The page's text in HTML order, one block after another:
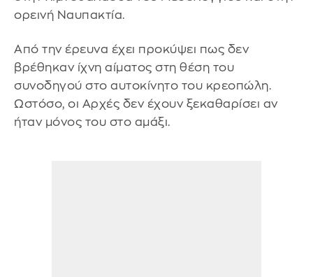
ορεινή Ναυπακτία.
Από την έρευνα έχει προκύψει πως δεν
βρέθηκαν ίχνη αίματος στη θέση του
συνοδηγού στο αυτοκίνητο του κρεοπώλη.
Ωστόσο, οι Αρχές δεν έχουν ξεκαθαρίσει αν
ήταν μόνος του στο αμάξι.